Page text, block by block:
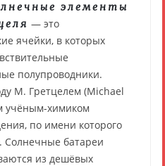
элементы
— это
ячейки, в которых
полупроводники.
М. Гретцелем (Michael
учёным-химиком
по имени которого
Солнечные батареи
из дешёвых